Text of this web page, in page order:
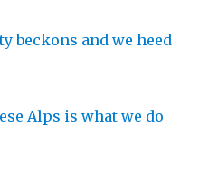
beckons and we heed
Alps is what we do